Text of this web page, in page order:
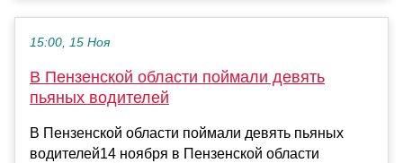
15:00, 15 Ноя
В Пензенской области поймали девять
пьяных водителей
В Пензенской области поймали девять пьяных
водителей14 ноября в Пензенской области